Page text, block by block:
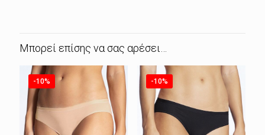
Μπορεί επίσης να σας αρέσει…
-10% -10%